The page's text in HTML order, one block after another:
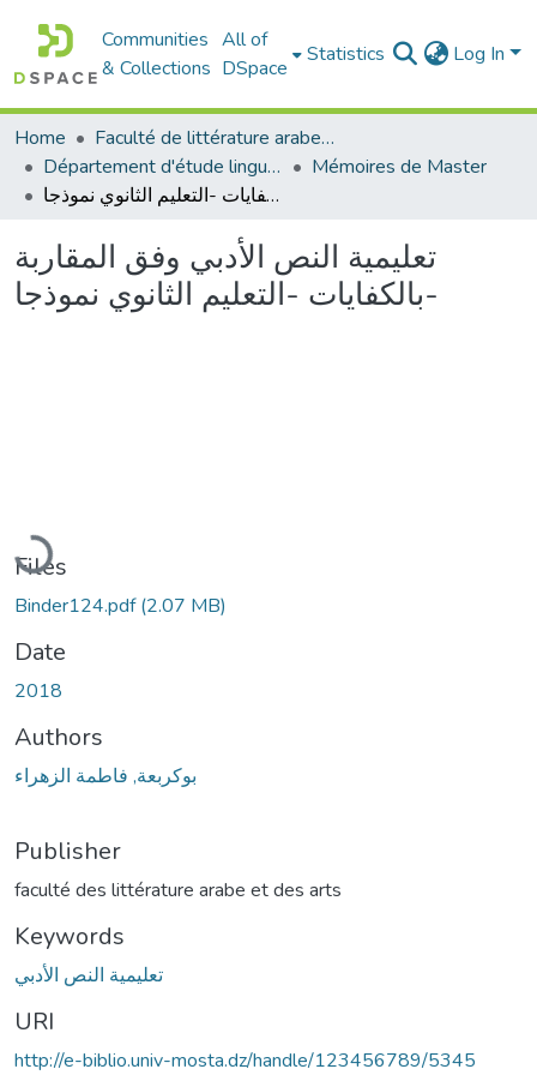
Communities
& Collections
All of
DSpace
Statistics Log In
Home
Faculté de littérature arabe et des arts
Département d'étude linguistique
Mémoires de Master
تعليمية النص الأدبي وفق المقاربة بالكفايات -التعليم الثانوي نموذجا-
تعليمية النص الأدبي وفق المقاربة
بالكفايات -التعليم الثانوي نموذجا-
Files
Binder124.pdf(2.07 MB)
Date
2018
Authors
بوكربعة, فاطمة الزهراء
Publisher
faculté des littérature arabe et des arts
Keywords
تعليمية النص الأدبي
URI
http://e-biblio.univ-mosta.dz/handle/123456789/5345